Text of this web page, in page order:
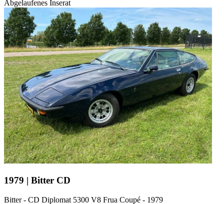
Abgelaufenes Inserat
1979 | Bitter CD
Bitter - CD Diplomat 5300 V8 Frua Coupé - 1979